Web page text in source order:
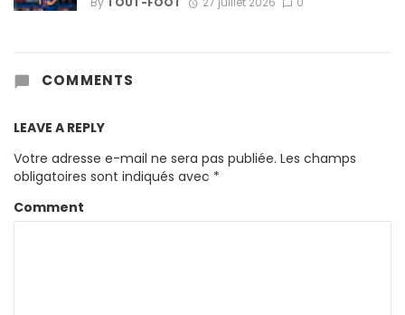
COMMENTS
LEAVE A REPLY
Votre adresse e-mail ne sera pas publiée. Les champs
obligatoires sont indiqués avec *
Comment